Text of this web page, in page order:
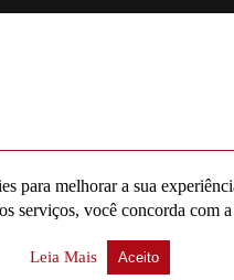
para melhorar a sua
serviços, você concorda com
Leia Mais Aceito